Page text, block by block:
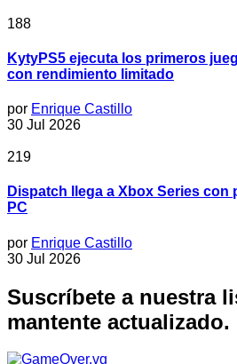
188
KytyPS5 ejecuta los primeros
con rendimiento limitado
por Enrique Castillo
30 Jul 2026
219
Dispatch llega a Xbox Series con
PC
por Enrique Castillo
30 Jul 2026
Suscríbete a nuestra
mantente actualizado.